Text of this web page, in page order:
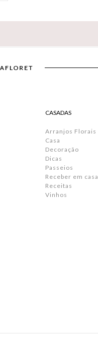
CASADAS
Arranjos Florais
Casa
Decoração
Dicas
Passeios
Receber em casa
Receitas
Vinhos